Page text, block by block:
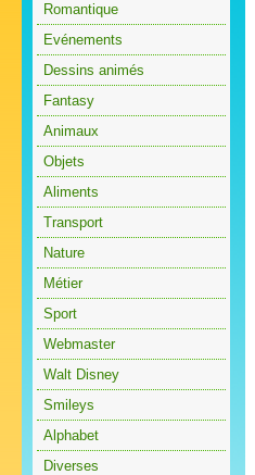
Romantique
Evénements
Dessins animés
Fantasy
Animaux
Objets
Aliments
Transport
Nature
Métier
Sport
Webmaster
Walt Disney
Smileys
Alphabet
Diverses